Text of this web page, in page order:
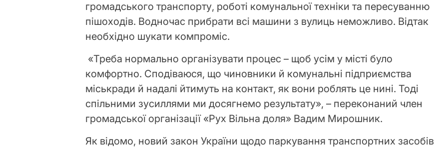
громадського транспорту, роботі комунальної техніки та пересуванню
пішоходів. Водночас прибрати всі машини з вулиць неможливо. Відтак
необхідно шукати компроміс.
«Треба нормально організувати процес – щоб усім у місті було
комфортно. Сподіваюся, що чиновники й комунальні підприємства
міськради й надалі йтимуть на контакт, як вони роблять це нині. Тоді
спільними зусиллями ми досягнемо результату», – переконаний член
громадської організації «Рух Вільна доля» Вадим Мирошник.
Як відомо, новий закон України щодо паркування транспортних засобів